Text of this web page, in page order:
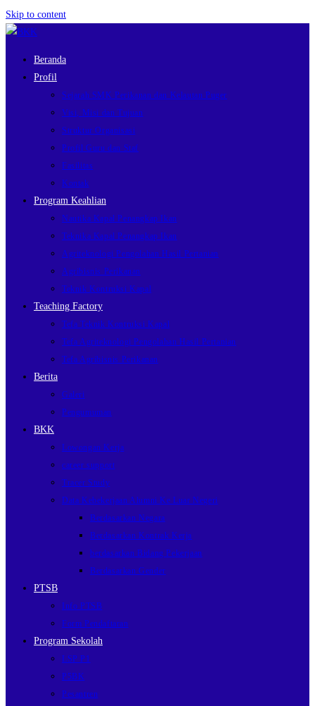
Skip to content
Beranda
Profil
Sejarah SMK Perikanan dan Kelautan Puger
Visi, Misi dan Tujuan
Struktur Organisasi
Profil Guru dan Staf
Fasilitas
Kontak
Program Keahlian
Nautika Kapal Penangkap Ikan
Teknika Kapal Penangkap Ikan
Agriteknologi Pengolahan Hasil Pertanian
Agribisnis Perikanan
Teknik Kontruksi Kapal
Teaching Factory
Tefa Teknik Kontruksi Kapal
Tefa Agriteknologi Pengolahan Hasil Pertanian
Tefa Agribisnis Perikanan
Berita
Galeri
Pengumuman
BKK
Lowongan Kerja
career support
Tracer Study
Data Kebekerjaan Alumni Ke Luar Negeri
Berdasarkan Negara
Berdasarkan Kontrak Kerja
berdasarkan Bidang Pekerjaan
Berdasarkan Gender
PTSB
Info PTSB
Form Pendaftaran
Program Sekolah
LSP P1
P5BK
Pesantren